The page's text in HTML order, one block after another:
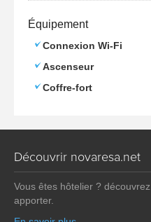
Équipement
Connexion Wi-Fi
Ascenseur
Coffre-fort
Découvrir novaresa.net
Vous êtes hôtelier ?
apporter.